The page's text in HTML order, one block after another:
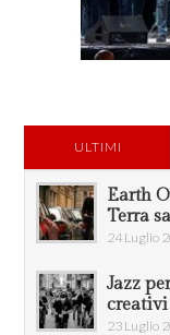
ULTIMI
Earth
Terra
24 Luglio
Jazz
creativi
23 Luglio